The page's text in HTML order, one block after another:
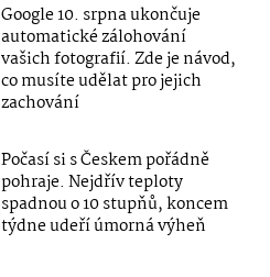
Google 10. srpna ukončuje
automatické zálohování
vašich fotografií. Zde je návod,
co musíte udělat pro jejich
zachování
Počasí si s Českem pořádně
pohraje. Nejdřív teploty
spadnou o 10 stupňů, koncem
týdne udeří úmorná výheň